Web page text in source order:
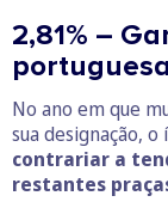
2,81% –
portuguesa
No ano em que
sua designação, o
contrariar a
restantes